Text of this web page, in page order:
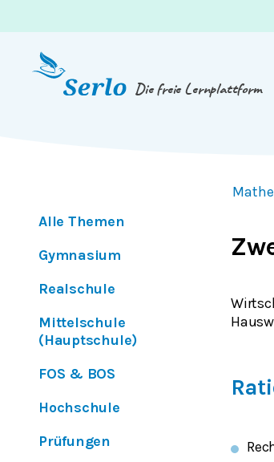
Die freie Lernplattform
Alle Themen
Gymnasium
Realschule
Mittelschule
(Hauptschule)
FOS & BOS
Hochschule
Prüfungen